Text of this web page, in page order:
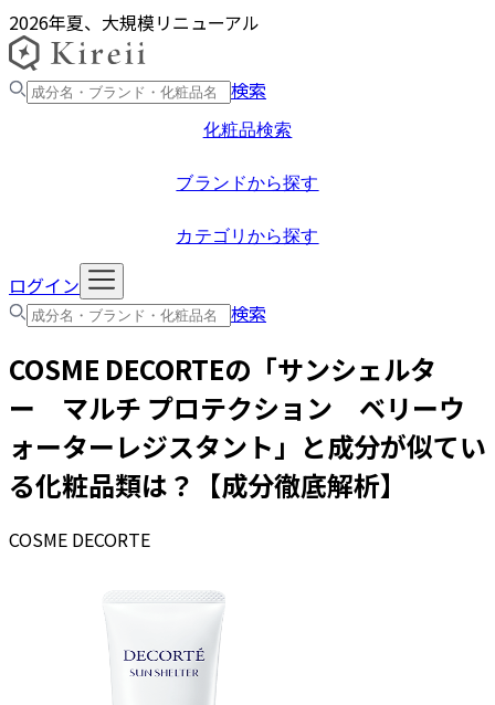
2026年夏、大規模リニューアル
検索
化粧品検索
ブランドから探す
カテゴリから探す
ログイン
検索
COSME DECORTEの「サンシェルタ
ー マルチ プロテクション ベリーウ
ォーターレジスタント 」と成分が似てい
る化粧品類は？【成分徹底解析】
COSME DECORTE